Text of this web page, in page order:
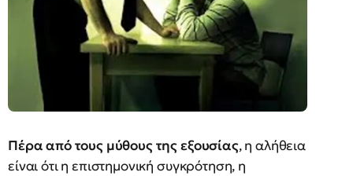
Πέρα από τους μύθους της εξουσίας, η αλήθεια
είναι ότι η επιστημονική συγκρότηση, η